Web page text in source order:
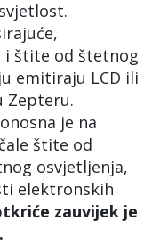
i štite od štetnog
emitiraju LCD ili
Zepteru.
je na
štite od
osvjetljenja,
elektronskih
zauvijek je